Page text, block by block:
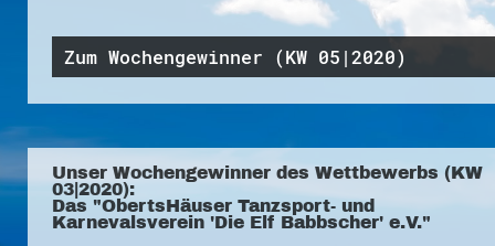
Zum Wochengewinner (KW 05|2020)
Unser Wochengewinner des Wettbewerbs (KW
03|2020):
Das "ObertsHäuser Tanzsport- und
Karnevalsverein 'Die Elf Babbscher' e.V."